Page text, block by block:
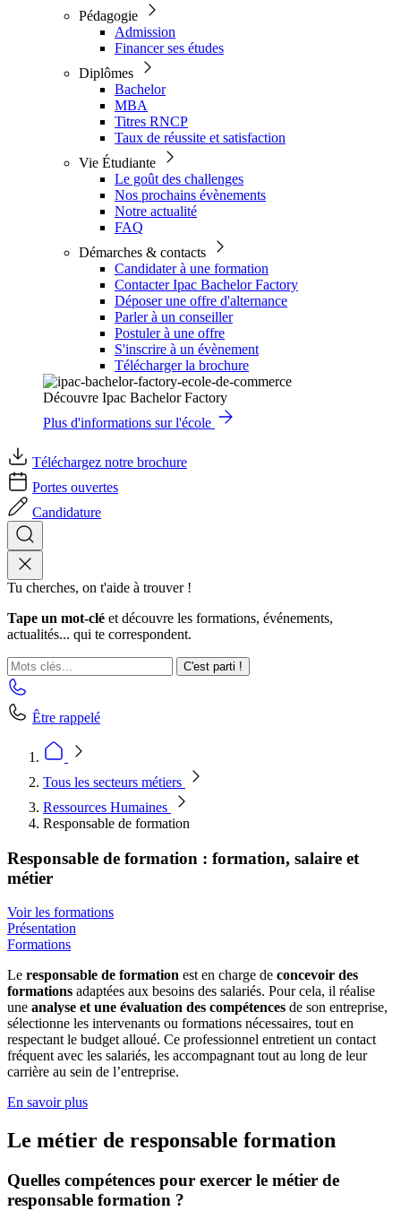
Pédagogie
Admission
Financer ses études
Diplômes
Bachelor
MBA
Titres RNCP
Taux de réussite et satisfaction
Vie Étudiante
Le goût des challenges
Nos prochains évènements
Notre actualité
FAQ
Démarches & contacts
Candidater à une formation
Contacter Ipac Bachelor Factory
Déposer une offre d'alternance
Parler à un conseiller
Postuler à une offre
S'inscrire à un évènement
Télécharger la brochure
Découvre Ipac Bachelor Factory
Plus d'informations sur l'école
Téléchargez notre brochure
Portes ouvertes
Candidature
Tu cherches, on t'aide à trouver !
Tape un mot-clé et découvre les formations, événements,
actualités... qui te correspondent.
C'est parti !
Être rappelé
Tous les secteurs métiers
Ressources Humaines
Responsable de formation
Responsable de formation : formation, salaire et
métier
Voir les formations
Présentation
Formations
Le responsable de formation est en charge de concevoir des
formations adaptées aux besoins des salariés. Pour cela, il réalise
une analyse et une évaluation des compétences de son entreprise,
sélectionne les intervenants ou formations nécessaires, tout en
respectant le budget alloué. Ce professionnel entretient un contact
fréquent avec les salariés, les accompagnant tout au long de leur
carrière au sein de l’entreprise.
En savoir plus
Le métier de responsable formation
Quelles compétences pour exercer le métier de
responsable formation ?